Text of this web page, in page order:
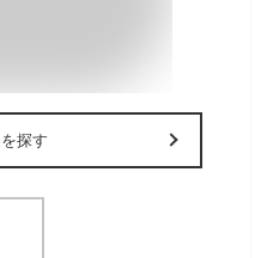
探す